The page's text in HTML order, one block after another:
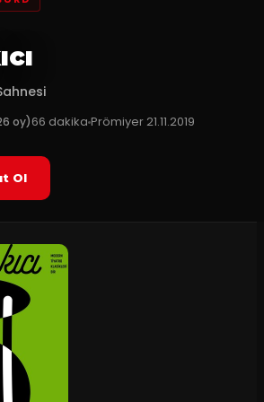
oy)66 dakikaPrömiyer 21.11.2019
Ol